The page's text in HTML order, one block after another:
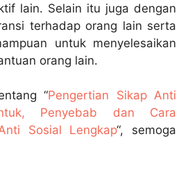
lain. Selain itu juga dengan
terhadap orang lain serta
untuk menyelesaikan
orang lain.
“Pengertian Sikap Anti
Penyebab dan Cara
Sosial Lengkap“, semoga